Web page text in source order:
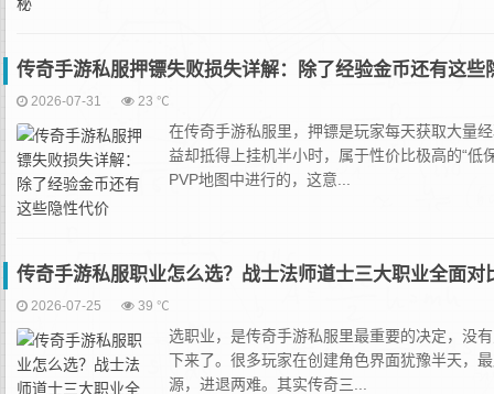
传奇手游私服押镖失败损失详解：除了经验金币还有这些
2026-07-31 23 ℃
在传奇手游私服里，押镖是玩家每天获取大量
益却抵得上挂机半小时，属于性价比极高的“
PVP地图中进行的，这意...
传奇手游私服职业怎么选？战士法师道士三大职业全面对
2026-07-25 39 ℃
选职业，是传奇手游私服里最重要的决定，没
下来了。很多玩家在创建角色界面犹豫半天，
源，进退两难。其实传奇三...